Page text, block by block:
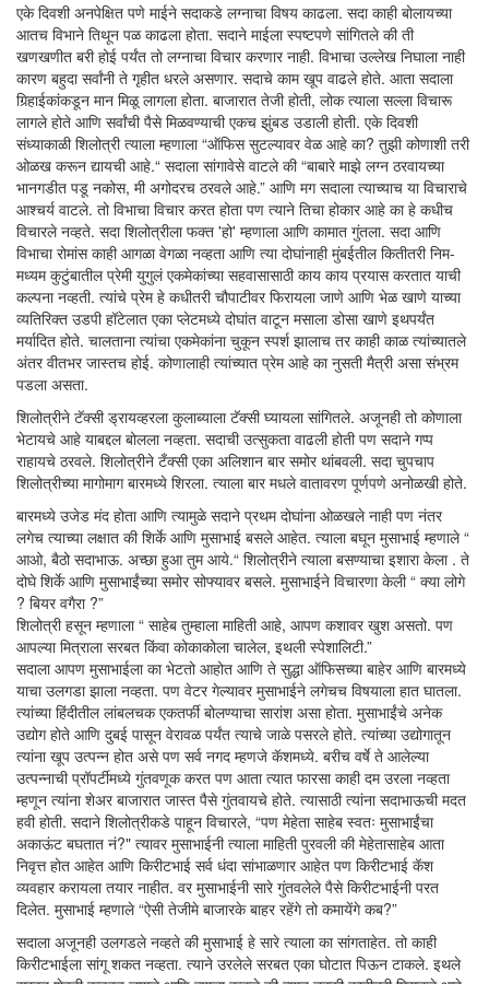
एके दिवशी अनपेक्षित पणे माईने सदाकडे लग्नाचा विषय काढला. सदा काही बोलायच्या
आतच विभाने तिथून पळ काढला होता. सदाने माईला स्पष्टपणे सांगितले की ती
खणखणीत बरी होई पर्यंत तो लग्नाचा विचार करणार नाही. विभाचा उल्लेख निघाला नाही
कारण बहुदा सर्वांनी ते गृहीत धरले असणार. सदाचे काम खूप वाढले होते. आता सदाला
गिर्‍हाईकांकडून मान मिळू लागला होता. बाजारात तेजी होती, लोक त्याला सल्ला विचारू
लागले होते आणि सर्वांची पैसे मिळवण्याची एकच झुंबड उडाली होती. एके दिवशी
संध्याकाळी शिलोत्री त्याला म्हणाला “ऑफिस सुटल्यावर वेळ आहे का? तुझी कोणाशी तरी
ओळख करून द्यायची आहे.“ सदाला सांगावेसे वाटले की “बाबारे माझे लग्न ठरवायच्या
भानगडीत पडू नकोस, मी अगोदरच ठरवले आहे.” आणि मग सदाला त्याच्याच या विचाराचे
आश्चर्य वाटले. तो विभाचा विचार करत होता पण त्याने तिचा होकार आहे का हे कधीच
विचारले नव्हते. सदा शिलोत्रीला फक्त 'हो' म्हणाला आणि कामात गुंतला. सदा आणि
विभाचा रोमांस काही आगळा वेगळा नव्हता आणि त्या दोघांनाही मुंबईतील कितीतरी निम-
मध्यम कुटुंबातील प्रेमी युगुलं एकमेकांच्या सहवासासाठी काय काय प्रयास करतात याची
कल्पना नव्हती. त्यांचे प्रेम हे कधीतरी चौपाटीवर फिरायला जाणे आणि भेळ खाणे याच्या
व्यतिरिक्त उडपी हॉटेलात एका प्लेटमध्ये दोघांत वाटून मसाला डोसा खाणे इथपर्यंत
मर्यादित होते. चालताना त्यांचा एकमेकांना चुकून स्पर्श झालाच तर काही काळ त्यांच्यातले
अंतर वीतभर जास्तच होई. कोणालाही त्यांच्यात प्रेम आहे का नुसती मैत्री असा संभ्रम
पडला असता.
शिलोत्रीने टॅक्सी ड्रायव्हरला कुलाब्याला टॅक्सी घ्यायला सांगितले. अजूनही तो कोणाला
भेटायचे आहे याबद्दल बोलला नव्हता. सदाची उत्सुकता वाढली होती पण सदाने गप्प
राहायचे ठरवले. शिलोत्रीने टँक्सी एका अलिशान बार समोर थांबवली. सदा चुपचाप
शिलोत्रीच्या मागोमाग बारमध्ये शिरला. त्याला बार मधले वातावरण पूर्णपणे अनोळखी होते.
बारमध्ये उजेड मंद होता आणि त्यामुळे सदाने प्रथम दोघांना ओळखले नाही पण नंतर
लगेच त्याच्या लक्षात की शिर्के आणि मुसाभाई बसले आहेत. त्याला बघून मुसाभाई म्हणाले “
आओ, बैठो सदाभाऊ. अच्छा हुआ तुम आये.“ शिलोत्रीने त्याला बसण्याचा इशारा केला . ते
दोघे शिर्के आणि मुसाभाईंच्या समोर सोफ्यावर बसले. मुसाभाईने विचारणा केली “ क्या लोगे
? बियर वगैरा ?”
शिलोत्री हसून म्हणाला “ साहेब तुम्हाला माहिती आहे, आपण कशावर खुश असतो. पण
आपल्या मित्राला सरबत किंवा कोकाकोला चालेल, इथली स्पेशालिटी.”
सदाला आपण मुसाभाईला का भेटतो आहोत आणि ते सुद्धा ऑफिसच्या बाहेर आणि बारमध्ये
याचा उलगडा झाला नव्हता. पण वेटर गेल्यावर मुसाभाईने लगेचच विषयाला हात घातला.
त्यांच्या हिंदीतील लांबलचक एकतर्फी बोलण्याचा सारांश असा होता. मुसाभाईंचे अनेक
उद्योग होते आणि दुबई पासून वेरावळ पर्यंत त्याचे जाळे पसरले होते. त्यांच्या उद्योगातून
त्यांना खूप उत्पन्न होत असे पण सर्व नगद म्हणजे कॅशमध्ये. बरीच वर्षे ते आलेल्या
उत्पन्नाची प्रॉपर्टीमध्ये गुंतवणूक करत पण आता त्यात फारसा काही दम उरला नव्हता
म्हणून त्यांना शेअर बाजारात जास्त पैसे गुंतवायचे होते. त्यासाठी त्यांना सदाभाऊची मदत
हवी होती. सदाने शिलोत्रीकडे पाहून विचारले, “पण मेहेता साहेब स्वतः मुसाभाईंचा
अकाऊंट बघतात नं?" त्यावर मुसाभाईनी त्याला माहिती पुरवली की मेहेतासाहेब आता
निवृत्त होत आहेत आणि किरीटभाई सर्व धंदा सांभाळणार आहेत पण किरीटभाई कॅश
व्यवहार करायला तयार नाहीत. वर मुसाभाईनी सारे गुंतवलेले पैसे किरीटभाईनी परत
दिलेत. मुसाभाई म्हणाले “ऐसी तेजीमे बाजारके बाहर रहेंगे तो कमायेंगे कब?”
सदाला अजूनही उलगडले नव्हते की मुसाभाई हे सारे त्याला का सांगताहेत. तो काही
किरीटभाईला सांगू शकत नव्हता. त्याने उरलेले सरबत एका घोटात पिऊन टाकले. इथले